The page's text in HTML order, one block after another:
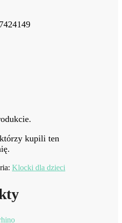
kupili ten
Klocki dla dzieci